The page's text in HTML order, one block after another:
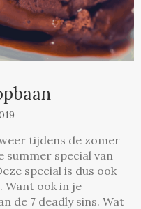
tijdens de zomer
summer special van
special is dus ook
Want ook in je
de 7 deadly sins. Wat